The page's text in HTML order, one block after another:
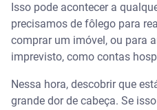
Isso pode acontecer a
precisamos de fôlego para
comprar um imóvel, ou para
imprevisto, como contas
Nessa hora, descobrir que
grande dor de cabeça. Se